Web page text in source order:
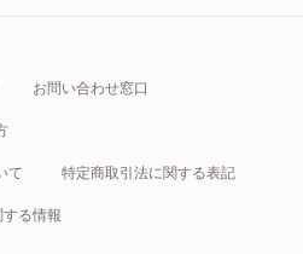
お問い合わせ窓口
て 特定商取引法に関する表記
る情報